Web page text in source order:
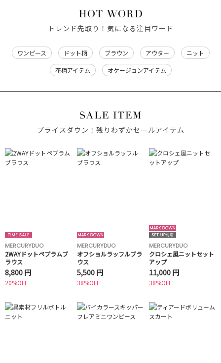
トレンド先取り！気になる注目ワード
ワンピース ドット柄 ブラウン アウター ニット
花柄アイテム オケージョンアイテム
プライスダウン！残りわずかセールアイテム
MERCURYDUO
2WAYドットペプラムブ
ラウス
8,800 円
20%OFF
MERCURYDUO
オフショルラッフルブラ
ウス
5,500 円
38%OFF
MERCURYDUO
クロシェ風ニットセット
アップ
11,000 円
38%OFF